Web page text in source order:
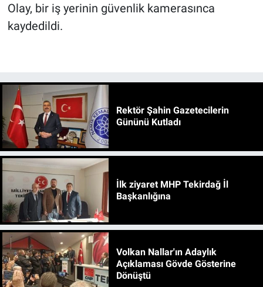
Olay, bir iş yerinin güvenlik kamerasınca
kaydedildi.
Rektör Şahin Gazetecilerin
Gününü Kutladı
İlk ziyaret MHP Tekirdağ İl
Başkanlığına
Volkan Nallar'ın Adaylık
Açıklaması Gövde Gösterine
Dönüştü